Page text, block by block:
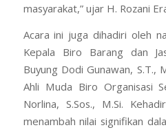
masyarakat,” ujar H. Rozani
Acara ini juga dihadiri oleh
Kepala Biro Barang dan
Buyung Dodi Gunawan, S.T.,
Ahli Muda Biro Organisasi
Norlina, S.Sos., M.Si.
menambah nilai signifikan